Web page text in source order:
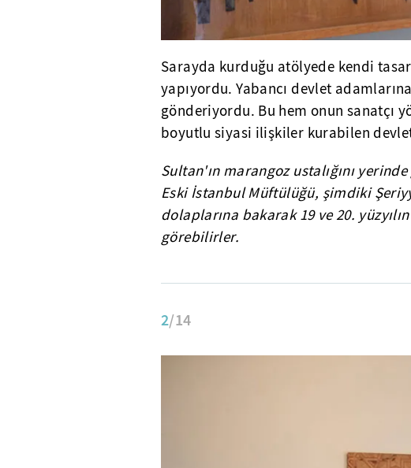
Sarayda kurduğu atölyede kendi
yapıyordu. Yabancı devlet
gönderiyordu. Bu hem onun sanatçı
boyutlu siyasi ilişkiler kurabilen
Sultan'ın marangoz ustalığını
Eski İstanbul Müftülüğü, şimdiki
dolaplarına bakarak 19 ve 20.
görebilirler.
2/14